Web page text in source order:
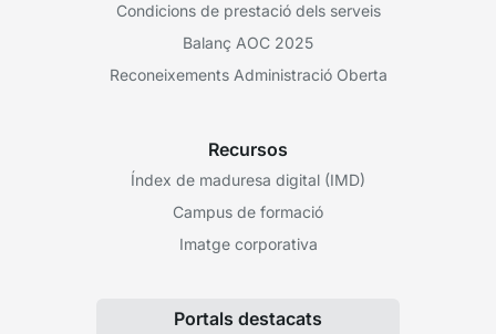
Condicions de prestació dels serveis
Balanç AOC 2025
Reconeixements Administració Oberta
Recursos
Índex de maduresa digital (IMD)
Campus de formació
Imatge corporativa
Portals destacats